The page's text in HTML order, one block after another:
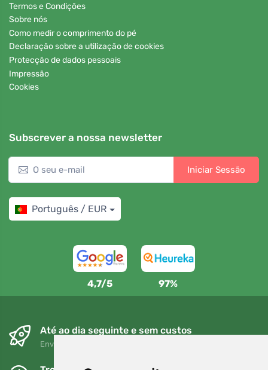
Termos e Condições
Sobre nós
Como medir o comprimento do pé
Declaração sobre a utilização de cookies
Protecção de dados pessoais
Impressão
Cookies
Subscrever a nossa newsletter
Iniciar Sessão
Português / EUR
4,7/5 97%
Até ao dia seguinte e sem custos
Envio gratuito para encomendas superiores a 80 EUR